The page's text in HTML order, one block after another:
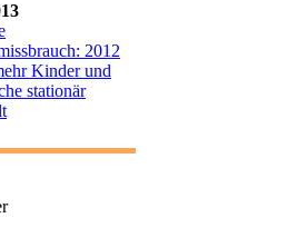
2012
Kinder und
stationär